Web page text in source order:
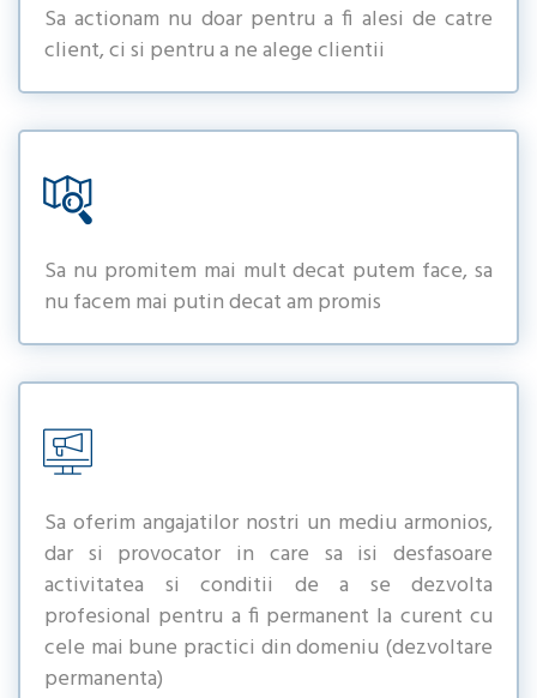
Sa actionam nu doar pentru a fi alesi de catre
client, ci si pentru a ne alege clientii
Sa nu promitem mai mult decat putem face, sa
nu facem mai putin decat am promis
Sa oferim angajatilor nostri un mediu armonios,
dar si provocator in care sa isi desfasoare
activitatea si conditii de a se dezvolta
profesional pentru a fi permanent la curent cu
cele mai bune practici din domeniu (dezvoltare
permanenta)